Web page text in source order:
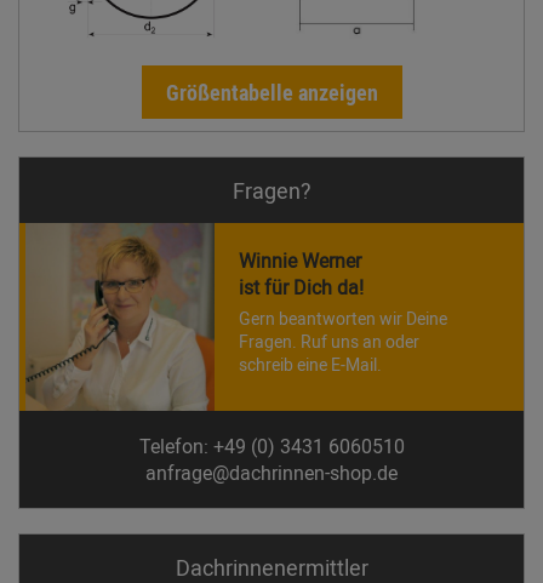
Größentabelle anzeigen
Fragen?
Winnie Werner
ist für Dich da!
Gern beantworten wir Deine
Fragen. Ruf uns an oder
schreib eine E-Mail.
Telefon: +49 (0) 3431 6060510
anfrage@dachrinnen-shop.de
Dachrinnen­ermittler